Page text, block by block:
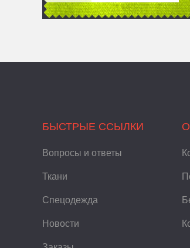
БЫСТРЫЕ ССЫЛКИ
Вопросы и ответы
Ткани
Спецодежда
Новости